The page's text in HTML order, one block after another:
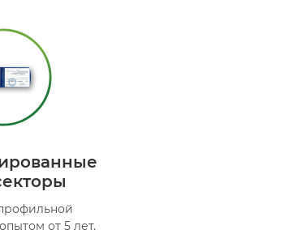
от 5 лет.